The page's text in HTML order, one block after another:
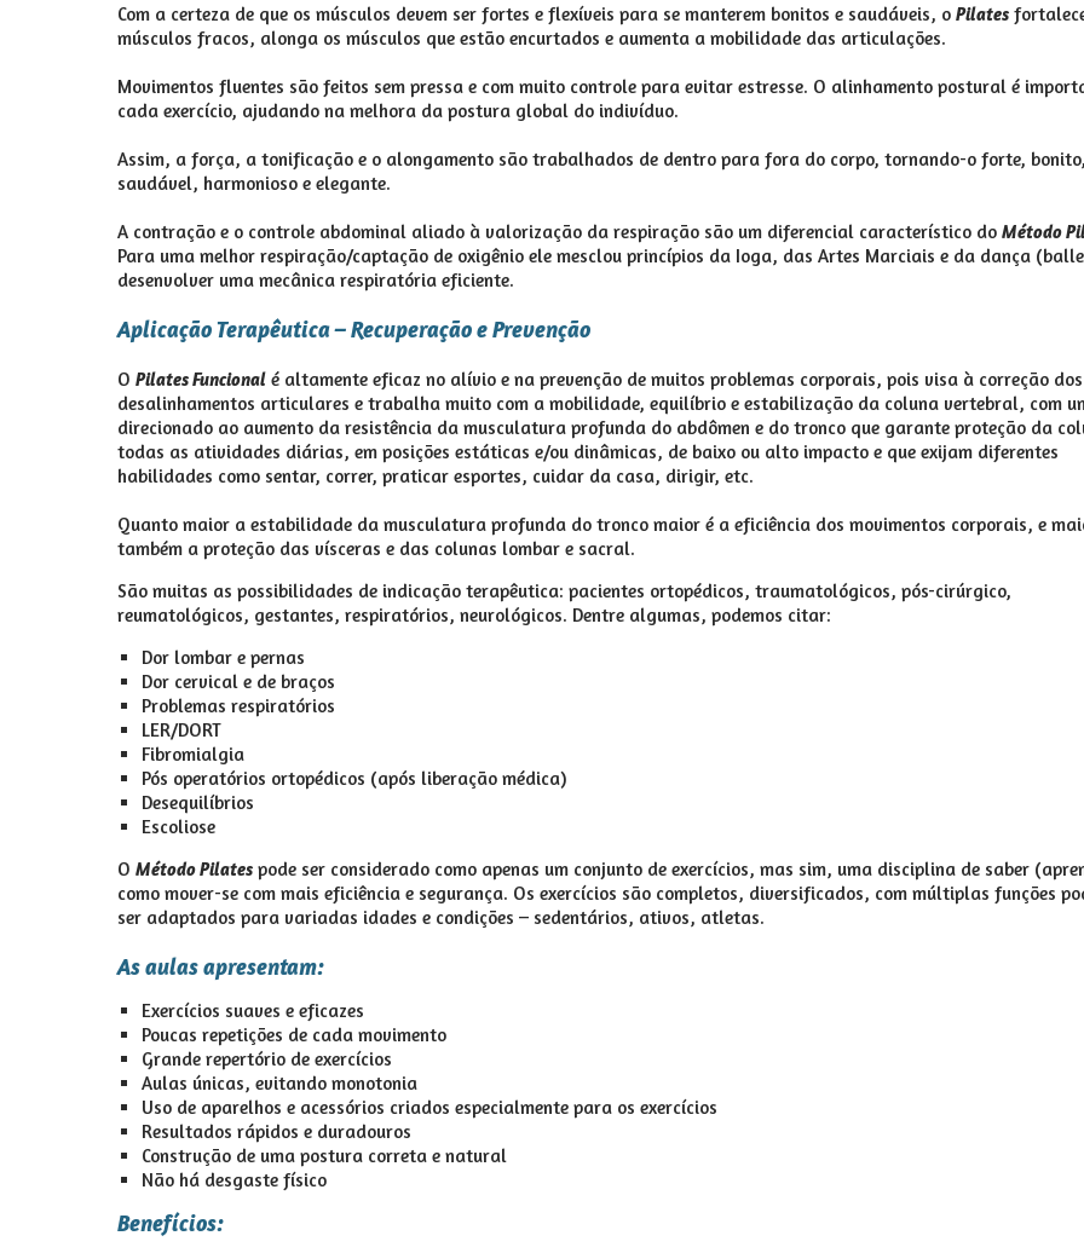
Com a certeza de que os músculos devem ser fortes e flexíveis para se manterem bonitos e saudáveis, o Pilates
músculos fracos, alonga os músculos que estão encurtados e aumenta a mobilidade das articulações.
Movimentos fluentes são feitos sem pressa e com muito controle para evitar estresse. O alinhamento postural é
cada exercício, ajudando na melhora da postura global do indivíduo.
Assim, a força, a tonificação e o alongamento são trabalhados de dentro para fora do corpo, tornando-o forte, bonito,
saudável, harmonioso e elegante.
A contração e o controle abdominal aliado à valorização da respiração são um diferencial característico do Método
Para uma melhor respiração/captação de oxigênio ele mesclou princípios da Ioga, das Artes Marciais e da dança
desenvolver uma mecânica respiratória eficiente.
Aplicação Terapêutica – Recuperação e Prevenção
O Pilates Funcional é altamente eficaz no alívio e na prevenção de muitos problemas corporais, pois visa à correção dos
desalinhamentos articulares e trabalha muito com a mobilidade, equilíbrio e estabilização da coluna vertebral, com
direcionado ao aumento da resistência da musculatura profunda do abdômen e do tronco que garante proteção da
todas as atividades diárias, em posições estáticas e/ou dinâmicas, de baixo ou alto impacto e que exijam diferentes
habilidades como sentar, correr, praticar esportes, cuidar da casa, dirigir, etc.
Quanto maior a estabilidade da musculatura profunda do tronco maior é a eficiência dos movimentos corporais, e
também a proteção das vísceras e das colunas lombar e sacral.
São muitas as possibilidades de indicação terapêutica: pacientes ortopédicos, traumatológicos, pós-cirúrgico,
reumatológicos, gestantes, respiratórios, neurológicos. Dentre algumas, podemos citar:
Dor lombar e pernas
Dor cervical e de braços
Problemas respiratórios
LER/DORT
Fibromialgia
Pós operatórios ortopédicos (após liberação médica)
Desequilíbrios
Escoliose
O Método Pilates pode ser considerado como apenas um conjunto de exercícios, mas sim, uma disciplina de saber
como mover-se com mais eficiência e segurança. Os exercícios são completos, diversificados, com múltiplas funções
ser adaptados para variadas idades e condições – sedentários, ativos, atletas.
As aulas apresentam:
Exercícios suaves e eficazes
Poucas repetições de cada movimento
Grande repertório de exercícios
Aulas únicas, evitando monotonia
Uso de aparelhos e acessórios criados especialmente para os exercícios
Resultados rápidos e duradouros
Construção de uma postura correta e natural
Não há desgaste físico
Benefícios: